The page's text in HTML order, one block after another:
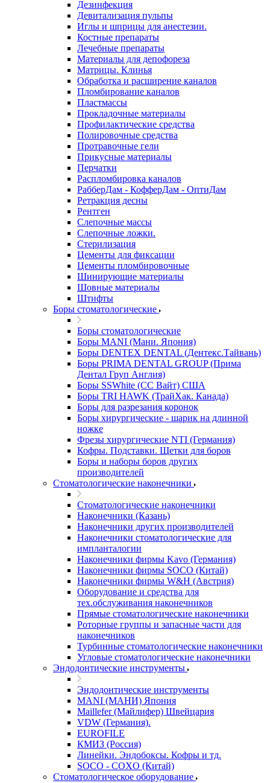
Дезинфекция
Девитализация пульпы
Иглы и шприцы для анестезии.
Костные препараты
Лечебные препараты
Материалы для депофореза
Матрицы. Клинья
Обработка и расширение каналов
Пломбирование каналов
Пластмассы
Прокладочные материалы
Профилактические средства
Полировочные средства
Протравочные гели
Прикусные материалы
Перчатки
Распломбировка каналов
РабберДам - КофферДам - ОптиДам
Ретракция десны
Рентген
Слепочные массы
Слепочные ложки.
Стерилизация
Цементы для фиксации
Цементы пломбировочные
Шинирующие материалы
Шовные материалы
Штифты
Боры стоматологические
Боры стоматологические
Боры MANI (Мани. Япония)
Боры DENTEX DENTAL (Дентекс.Тайвань)
Боры PRIMA DENTAL GROUP (Прима
Дентал Груп Англия)
Боры SSWhite (СС Вайт) США
Боры TRI HAWK (ТрайХак. Канада)
Боры для разрезания коронок
Боры хирургические - шарик на длинной
ножке
Фрезы хирургические NTI (Германия)
Кофры. Подставки. Щетки для боров
Боры и наборы боров других
производителей
Стоматологические наконечники
Стоматологические наконечники
Наконечники (Казань)
Наконечники других производителей
Наконечники стоматологические для
импланталогии
Наконечники фирмы Kavo (Германия)
Наконечники фирмы SOCO (Китай)
Наконечники фирмы W&H (Австрия)
Оборудование и средства для
тех.обслуживания наконечников
Прямые стоматологические наконечники
Роторные группы и запасные части для
наконечников
Турбинные стоматологические наконечники
Угловые стоматологические наконечники
Эндодонтические инструменты
Эндодонтические инструменты
MANI (МАНИ) Япония
Maillefer (Майлифер) Швейцария
VDW (Германия).
EUROFILE
КМИЗ (Россия)
Линейки. Эндобоксы. Кофры и тд.
SOCO - COXO (Китай)
Стоматологическое оборудование